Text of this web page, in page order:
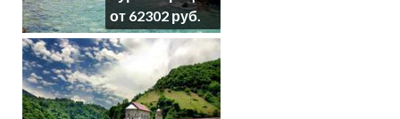
от 62302 руб.